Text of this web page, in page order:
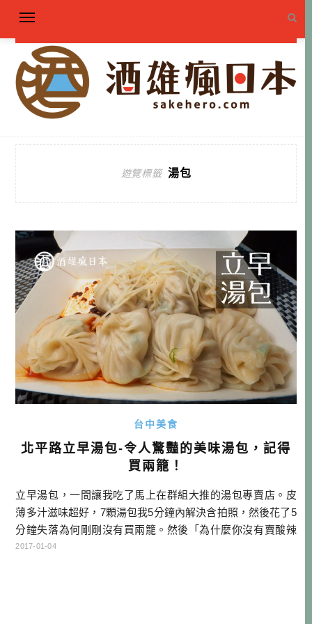
遊覽標籤 湯包
台中美食
北平路立早湯包-令人驚豔的美味湯包，記得
買兩籠！
立早湯包，一間讓我吃了馬上在群組大推的湯包專賣店。皮
薄多汁滋味超好，7顆湯包我5分鐘內解決含拍照，然後花了5
分鐘失落為何剛剛沒有買兩籠。然後「為什麼你沒有賣酸辣
湯？」，是跟我一樣的粉絲們心中共同的疑問！…
2017-01-04